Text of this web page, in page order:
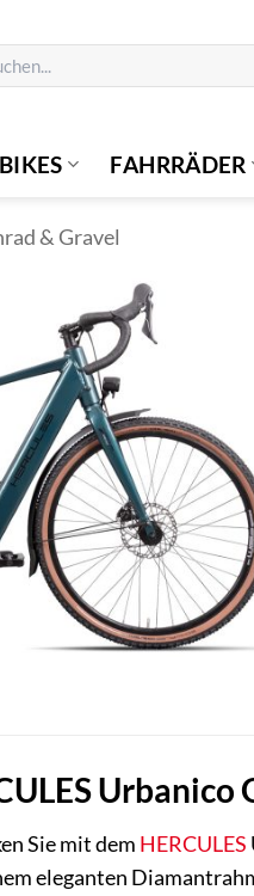
FAHRRÄDER
& Gravel
Sie mit dem HERCULES
eleganten